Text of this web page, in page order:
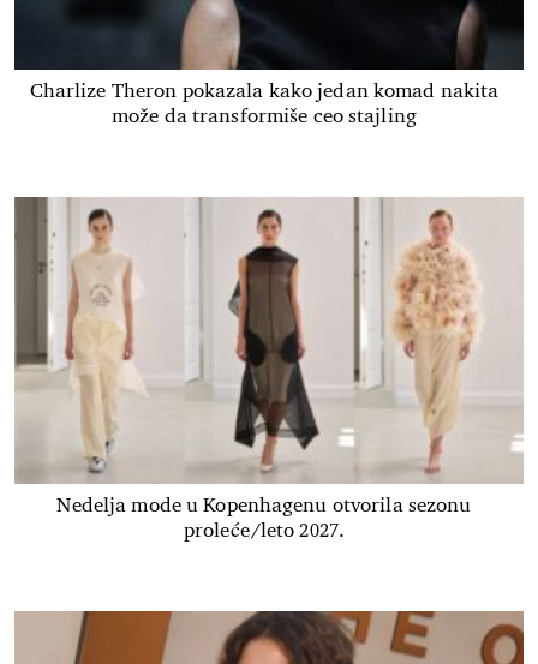
Charlize Theron pokazala kako jedan komad nakita
može da transformiše ceo stajling
Nedelja mode u Kopenhagenu otvorila sezonu
proleće/leto 2027.